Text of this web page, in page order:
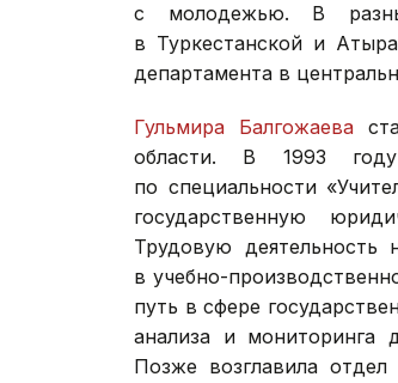
с молодежью. В
в Туркестанской и
департамента в
Гульмира Балгожаева
области. В 1993 году
по специальности
государственную
Трудовую деятельность
в учебно-
путь в сфере
анализа и мониторинга
Позже возглавила